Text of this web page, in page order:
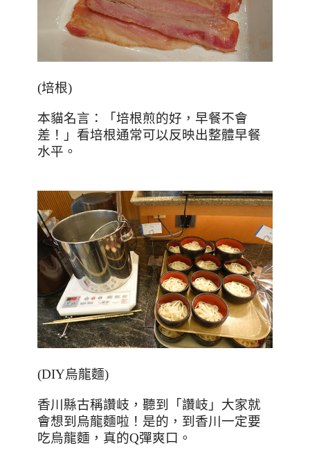
(培根)
本貓名言：「培根煎的好，早餐不會
差！」看培根通常可以反映出整體早餐
水平。
(DIY烏龍麵)
香川縣古稱讚岐，聽到「讚岐」大家就
會想到烏龍麵啦！是的，到香川一定要
吃烏龍麵，真的Q彈爽口。